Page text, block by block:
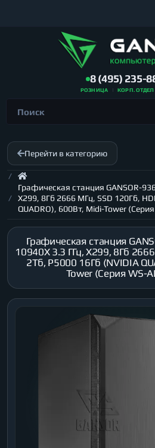
8 (495) 235-
РОЗНИЦА КОРП. ОТДЕЛ
Перейти в категорию
Графическая станция GANSOR-
X299, 8Гб 2666 МГц, SSD 120Гб,
QUADRO), 600Вт, Midi-Tower
Графическая станция
10940X 3.3 ГГц, X299, 8Гб
2Тб, P5000 16Гб (NVIDIA
Tower (Серия WS-